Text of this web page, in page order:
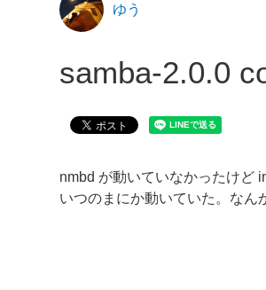
ゆう
samba-2.0.0
nmbd が動いていなかったけど
いつのまにか動いていた。なん